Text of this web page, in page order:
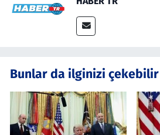
Bunlar da ilginizi çekebilir